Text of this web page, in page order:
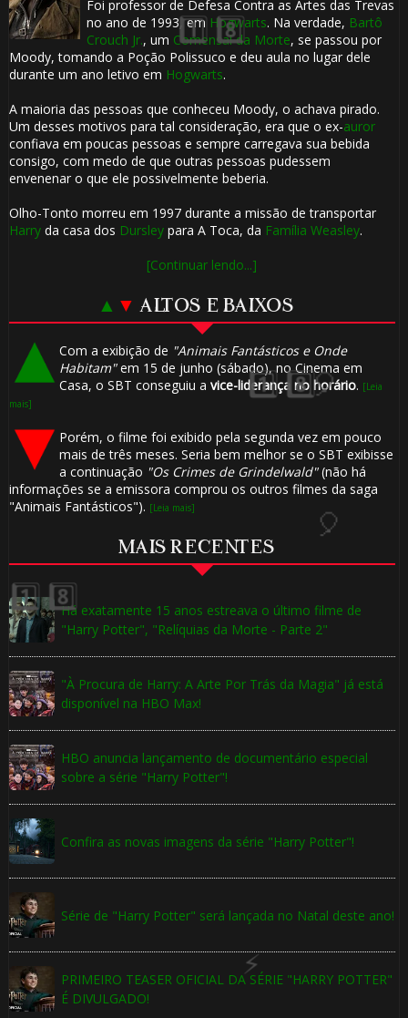
Foi professor de Defesa Contra as Artes das Trevas
no ano de 1993, em Hogwarts. Na verdade, Bartô
Crouch Jr., um Comensal da Morte, se passou por
Moody, tomando a Poção Polissuco e deu aula no lugar dele
durante um ano letivo em Hogwarts.
A maioria das pessoas que conheceu Moody, o achava pirado.
Um desses motivos para tal consideração, era que o ex-auror
confiava em poucas pessoas e sempre carregava sua bebida
consigo, com medo de que outras pessoas pudessem
envenenar o que ele possivelmente beberia.
Olho-Tonto morreu em 1997 durante a missão de transportar
Harryda casa dos Dursleypara A Toca, da Família Weasley.
[Continuar lendo...]
▲ ▼ ALTOS E BAIXOS
Com a exibição de "Animais Fantásticos e Onde
Habitam"em 15 de junho (sábado), no Cinema em
Casa, o SBT conseguiu a vice-liderança no horário. [Leia
mais]
Porém, o filme foi exibido pela segunda vez em pouco
mais de três meses. Seria bem melhor se o SBT exibisse
a continuação "Os Crimes de Grindelwald"(não há
informações se a emissora comprou os outros filmes da saga
"Animais Fantásticos"). [Leia mais]
MAIS RECENTES
Há exatamente 15 anos estreava o último filme de
"Harry Potter", "Relíquias da Morte - Parte 2"
"À Procura de Harry: A Arte Por Trás da Magia" já está
disponível na HBO Max!
HBO anuncia lançamento de documentário especial
sobre a série "Harry Potter"!
Confira as novas imagens da série "Harry Potter"!
Série de "Harry Potter" será lançada no Natal deste ano!
PRIMEIRO TEASER OFICIAL DA SÉRIE "HARRY POTTER"
É DIVULGADO!
🎂
⚡
⚡
🎂
⚡
⚡